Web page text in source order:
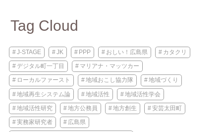
Tag Cloud
J-STAGE JK PPP おしい！広島県 カタクリ
デジタル町一丁目 マリアナ・マッツカー
ローカルファースト 地域おこし協力隊 地域づくり
地域再生システム論 地域活性 地域活性学会
地域活性研究 地方公務員 地方創生 安芸太田町
実務家研究者 広島県